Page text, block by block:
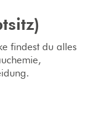
findest du alles